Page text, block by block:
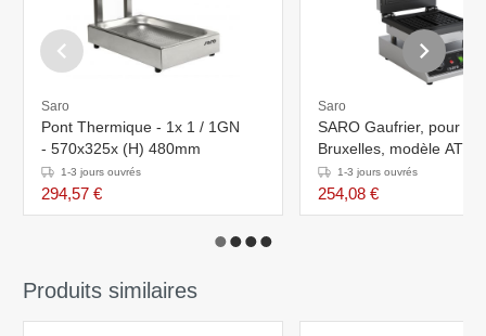
Saro
Pont Thermique - 1x 1 / 1GN
- 570x325x (H) 480mm
1-3 jours ouvrés
294,57 €
Saro
SARO Gaufrier, pour
Bruxelles, modèle
1-3 jours ouvrés
254,08 €
Produits similaires